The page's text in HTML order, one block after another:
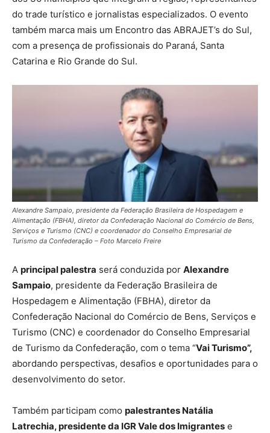
do trade turístico e jornalistas especializados. O evento
também marca mais um Encontro das ABRAJET’s do Sul,
com a presença de profissionais do Paraná, Santa
Catarina e Rio Grande do Sul.
Alexandre Sampaio, presidente da Federação Brasileira de Hospedagem e
Alimentação (FBHA), diretor da Confederação Nacional do Comércio de Bens,
Serviços e Turismo (CNC) e coordenador do Conselho Empresarial de
Turismo da Confederação – Foto Marcelo Freire
A principal palestra será conduzida por Alexandre
Sampaio, presidente da Federação Brasileira de
Hospedagem e Alimentação (FBHA), diretor da
Confederação Nacional do Comércio de Bens, Serviços e
Turismo (CNC) e coordenador do Conselho Empresarial
de Turismo da Confederação, com o tema “Vai Turismo”,
abordando perspectivas, desafios e oportunidades para o
desenvolvimento do setor.
Também participam como palestrantes Natália
Latrechia, presidente da IGR Vale dos Imigrantes e